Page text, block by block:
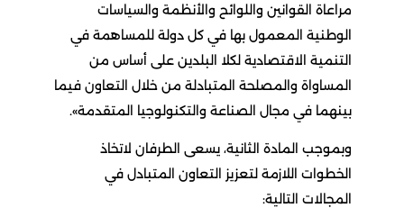
مراعاة القوانين واللوائح والأنظمة والسياسات
الوطنية المعمول بها في كل دولة للمساهمة في
التنمية الاقتصادية لكلا البلدين على أساس من
المساواة والمصلحة المتبادلة من خلال التعاون فيما
بينهما في مجال الصناعة والتكنولوجيا المتقدمة».
وبموجب المادة الثانية، يسعى الطرفان لاتخاذ
الخطوات اللازمة لتعزيز التعاون المتبادل في
المجالات التالية: